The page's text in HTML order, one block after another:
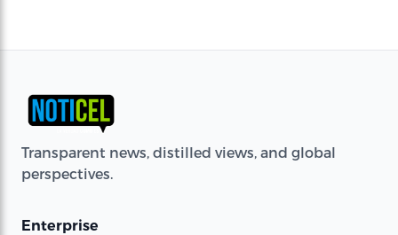
Transparent news, distilled views, and global
perspectives.
Enterprise